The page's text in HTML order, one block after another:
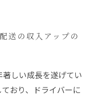
送の収入アップの
しい成長を遂げてい
おり、ドライバーに